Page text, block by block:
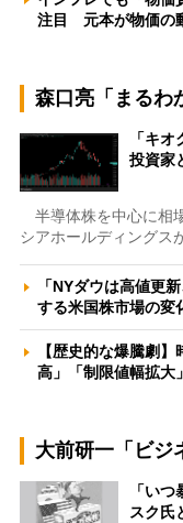
注目 元本が物価の
森口亮「まるわ
「キ
投資家
半導体株を中心に相
シアホールディングス
「NYダウは高値更
する米国株市場の
【歴史的な爆騰劇
高」「制限値幅拡
大前研一「ビジ
「い
スク氏